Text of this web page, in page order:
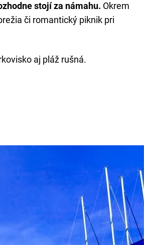
stojí za námahu. Okrem
či romantický piknik pri
aj pláž rušná.